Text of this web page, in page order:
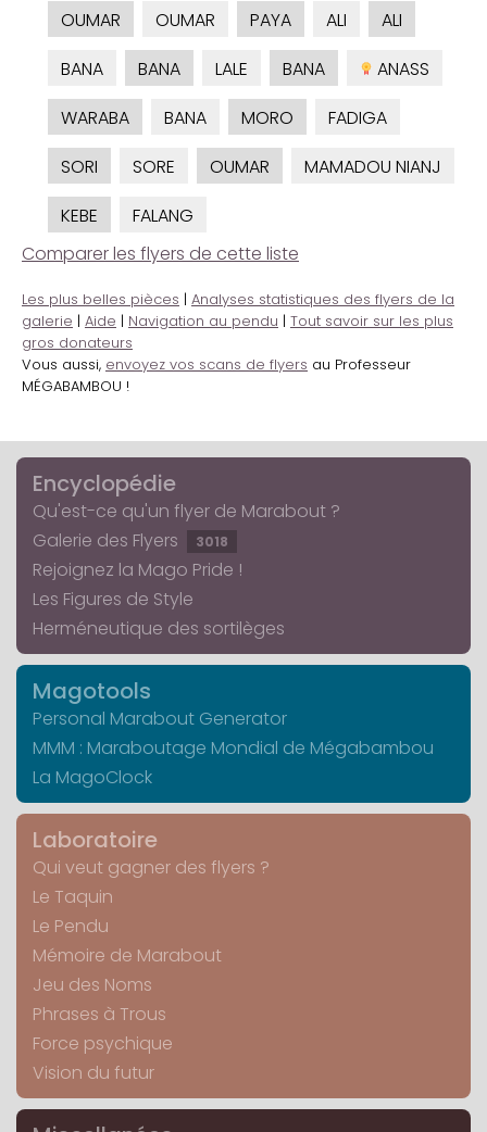
OUMAR
OUMAR PAYA ALI
ALI
BANA
BANA LALE BANA
ANASS
WARABA
BANA MORO
FADIGA
SORI
SORE OUMAR
MAMADOU NIANJ
KEBE
FALANG
Comparer les flyers de cette liste
Les plus belles pièces | Analyses statistiques des flyers de la
galerie | Aide | Navigation au pendu | Tout savoir sur les plus
gros donateurs
Vous aussi, envoyez vos scans de flyers au Professeur
MÉGABAMBOU !
Encyclopédie
Qu'est-ce qu'un flyer de Marabout ?
Galerie des Flyers
3018
Rejoignez la Mago Pride !
Les Figures de Style
Herméneutique des sortilèges
Magotools
Personal Marabout Generator
MMM : Maraboutage Mondial de Mégabambou
La MagoClock
Laboratoire
Qui veut gagner des flyers ?
Le Taquin
Le Pendu
Mémoire de Marabout
Jeu des Noms
Phrases à Trous
Force psychique
Vision du futur